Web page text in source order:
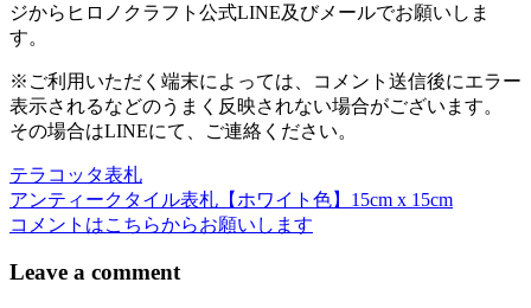
ジからヒロノクラフト公式LINE及びメールでお願いしま
す。
※ご利用いただく端末によっては、コメント送信後にエラー
表示されるなどのうまく反映されない場合がございます。
その場合はLINEにて、ご連絡ください。
投
稿
ナ
テラコッタ表札
アンティークタイル表札【ホワイト色】15cm x 15cm
コメントはこちらからお願いします
Leave a comment